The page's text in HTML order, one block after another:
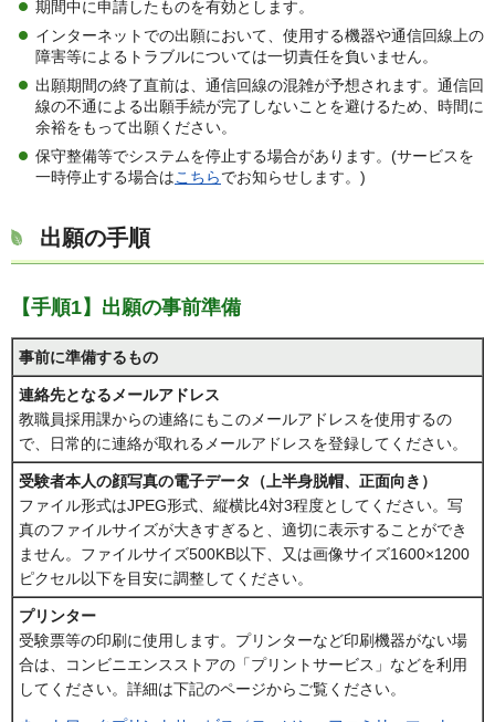
期間中に申請したものを有効とします。
インターネットでの出願において、使用する機器や通信回線上の
障害等によるトラブルについては一切責任を負いません。
出願期間の終了直前は、通信回線の混雑が予想されます。通信回
線の不通による出願手続が完了しないことを避けるため、時間に
余裕をもって出願ください。
保守整備等でシステムを停止する場合があります。(サービスを
一時停止する場合はこちらでお知らせします。)
出願の手順
【手順1】出願の事前準備
事前に準備するもの
連絡先となるメールアドレス
教職員採用課からの連絡にもこのメールアドレスを使用するの
で、日常的に連絡が取れるメールアドレスを登録してください。
受験者本人の顔写真の電子データ（上半身脱帽、正面向き）
ファイル形式はJPEG形式、縦横比4対3程度としてください。写
真のファイルサイズが大きすぎると、適切に表示することができ
ません。ファイルサイズ500KB以下、又は画像サイズ1600×1200
ピクセル以下を目安に調整してください。
プリンター
受験票等の印刷に使用します。プリンターなど印刷機器がない場
合は、コンビニエンスストアの「プリントサービス」などを利用
してください。詳細は下記のページからご覧ください。